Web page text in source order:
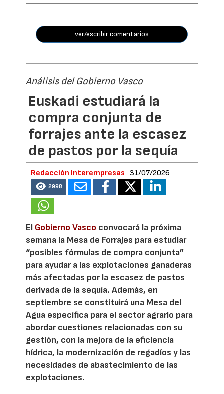
ver/escribir comentarios
Análisis del Gobierno Vasco
Euskadi estudiará la
compra conjunta de
forrajes ante la escasez
de pastos por la sequía
Redacción Interempresas 31/07/2026
2998
El Gobierno Vasco convocará la próxima
semana la Mesa de Forrajes para estudiar
“posibles fórmulas de compra conjunta”
para ayudar a las explotaciones ganaderas
más afectadas por la escasez de pastos
derivada de la sequía. Además, en
septiembre se constituirá una Mesa del
Agua específica para el sector agrario para
abordar cuestiones relacionadas con su
gestión, con la mejora de la eficiencia
hídrica, la modernización de regadíos y las
necesidades de abastecimiento de las
explotaciones.